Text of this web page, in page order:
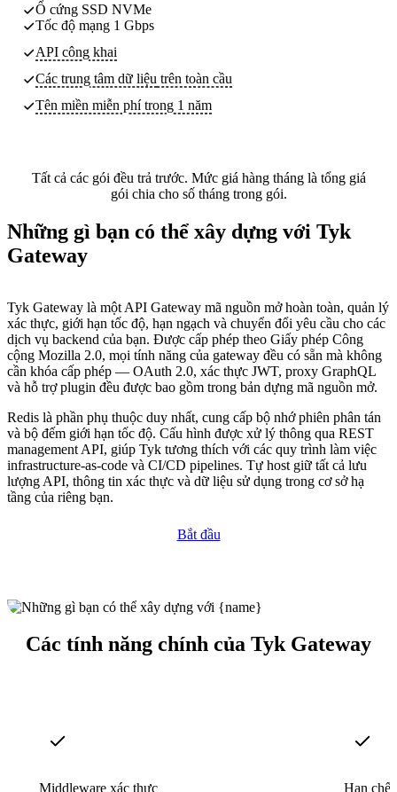
Ổ cứng SSD NVMe
Tốc độ mạng 1 Gbps
API công khai
Các trung tâm dữ liệu trên toàn cầu
Tên miền miễn phí trong 1 năm
Tất cả các gói đều trả trước. Mức giá hàng tháng là tổng giá
gói chia cho số tháng trong gói.
Những gì bạn có thể xây dựng với Tyk
Gateway
Tyk Gateway là một API Gateway mã nguồn mở hoàn toàn, quản lý
xác thực, giới hạn tốc độ, hạn ngạch và chuyển đổi yêu cầu cho các
dịch vụ backend của bạn. Được cấp phép theo Giấy phép Công
cộng Mozilla 2.0, mọi tính năng của gateway đều có sẵn mà không
cần khóa cấp phép — OAuth 2.0, xác thực JWT, proxy GraphQL
và hỗ trợ plugin đều được bao gồm trong bản dựng mã nguồn mở.
Redis là phần phụ thuộc duy nhất, cung cấp bộ nhớ phiên phân tán
và bộ đếm giới hạn tốc độ. Cấu hình được xử lý thông qua REST
management API, giúp Tyk tương thích với các quy trình làm việc
infrastructure-as-code và CI/CD pipelines. Tự host giữ tất cả lưu
lượng API, thông tin xác thực và dữ liệu sử dụng trong cơ sở hạ
tầng của riêng bạn.
Bắt đầu
Các tính năng chính của Tyk Gateway
Middleware xác thực Hạn chế